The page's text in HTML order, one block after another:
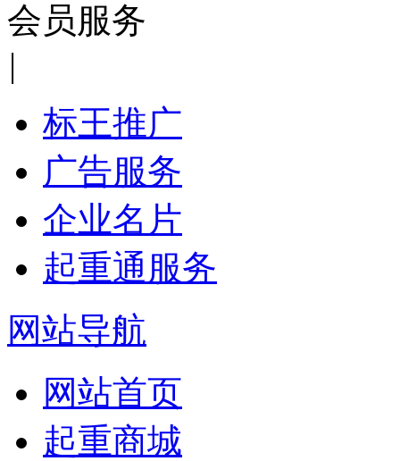
会员服务
|
标王推广
广告服务
企业名片
起重通服务
网站导航
网站首页
起重商城